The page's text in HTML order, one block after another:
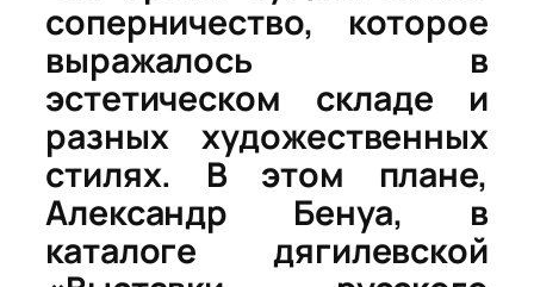
соперничество, которое
выражалось в
эстетическом складе и
разных художественных
стилях. В этом плане,
Александр Бенуа, в
каталоге дягилевской